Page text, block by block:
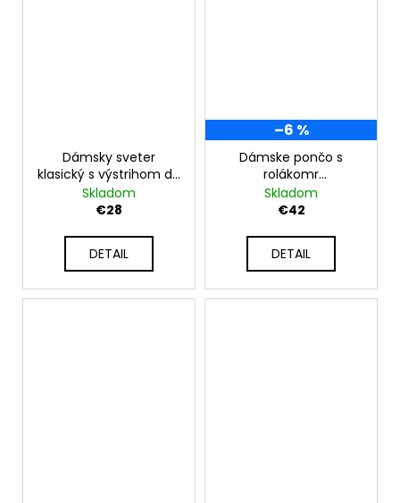
Dámsky sveter
klasický s výstrihom do
V NB-OMENA 142421
Skladom
€28
DETAIL
–6 %
Dámske pončo s
rolákomr
FASHIONWEEK-PERLA
Skladom
€42
DETAIL